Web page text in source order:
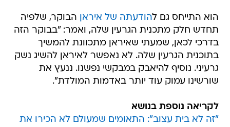
הוא התייחס גם להודעתה של איראן הבוקר, שלפיה
תחדש חלק מתכנית הגרעין שלה, ואמר: "בבוקר הזה
בדרכי לכאן, שמעתי שאיראן מתכוונת להמשיך
בתוכנית הגרעין שלה. לא נאפשר לאיראן להשיג נשק
גרעיני. נוסיף להיאבק במבקשי נפשנו. ננעץ את
שורשינו עמוק עוד יותר באדמות המולדת".
לקריאה נוספת בנושא
"זה לא בית עצוב": התאומים שמעולם לא הכירו את